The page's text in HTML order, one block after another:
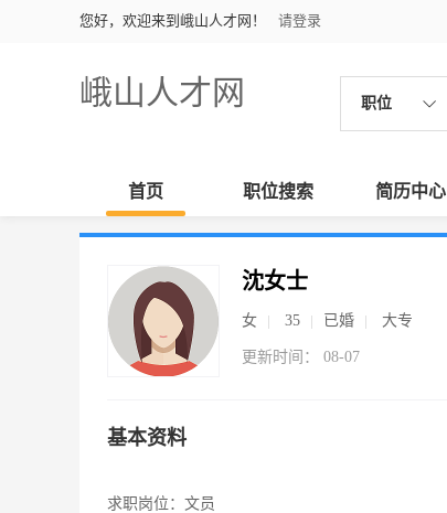
您好，欢迎来到峨山人才网！ 请登录
峨山人才网 职位
首页 职位搜索 简历中心
沈女士
女 35 已婚 大专
更新时间： 08-07
基本资料
求职岗位： 文员